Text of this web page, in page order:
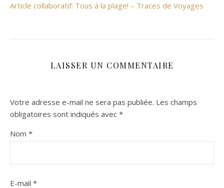
Article collaboratif: Tous à la plage! – Traces de Voyages
LAISSER UN COMMENTAIRE
Votre adresse e-mail ne sera pas publiée. Les champs
obligatoires sont indiqués avec *
Nom *
E-mail *